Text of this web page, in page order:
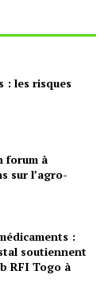
: les risques
forum à
sur l’agro-
:
soutiennent
RFI Togo à